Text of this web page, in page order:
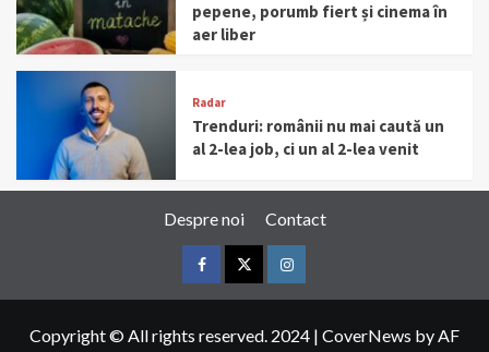
pepene, porumb fiert și cinema în
aer liber
Radar
Trenduri: românii nu mai caută un
al 2-lea job, ci un al 2-lea venit
Despre noi Contact
FacebookTwitterInstagram
Copyright © All rights reserved. 2024 | CoverNews by AF